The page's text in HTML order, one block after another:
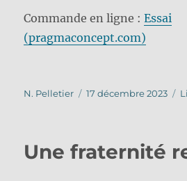
Commande en ligne :Essai
(pragmaconcept.com)
Auteur
N. Pelletier
Publié
17 décembre 2023
Une fraternité